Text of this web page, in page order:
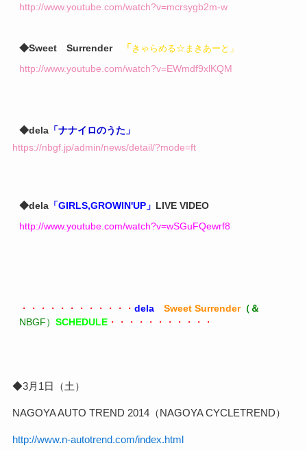
http://www.youtube.com/watch?v=mcrsygb2m-w
◆Sweet Surrender 「 きゃらめる☆まきあーと」
http://www.youtube.com/watch?v=EWmdf9xlKQM
◆dela「ナナイロのうた」
https://nbgf.jp/admin/news/detail/?mode=ft
◆dela「GIRLS,GROWIN'UP」 LIVE VIDEO
http://www.youtube.com/watch?v=wSGuFQewrf8
・・・・・・・・・・・・ dela Sweet Surrender（＆
NBGF） SCHEDULE・・・・・・・・・・・
◆3月1日（土）
NAGOYA AUTO TREND 2014（NAGOYA CYCLETREND）
http://www.n-autotrend.com/index.html